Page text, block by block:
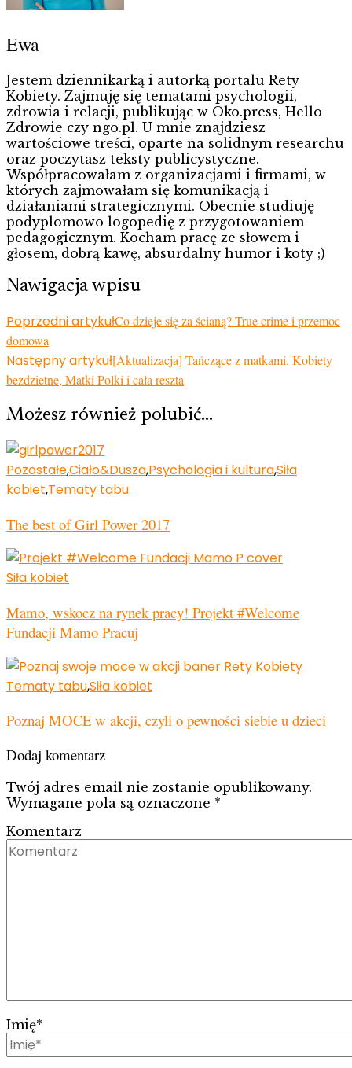
Ewa
Jestem dziennikarką i autorką portalu Rety
Kobiety. Zajmuję się tematami psychologii,
zdrowia i relacji, publikując w Oko.press, Hello
Zdrowie czy ngo.pl. U mnie znajdziesz
wartościowe treści, oparte na solidnym researchu
oraz poczytasz teksty publicystyczne.
Współpracowałam z organizacjami i firmami, w
których zajmowałam się komunikacją i
działaniami strategicznymi. Obecnie studiuję
podyplomowo logopedię z przygotowaniem
pedagogicznym. Kocham pracę ze słowem i
głosem, dobrą kawę, absurdalny humor i koty ;)
Nawigacja wpisu
Poprzedni artykułCo dzieje się za ścianą? True crime i przemoc
domowa
Następny artykuł[Aktualizacja] Tańczące z matkami. Kobiety
bezdzietne, Matki Polki i cała reszta
Możesz również polubić…
Pozostałe,Ciało&Dusza,Psychologia i kultura,Siła
kobiet,Tematy tabu
The best of Girl Power 2017
Siła kobiet
Mamo, wskocz na rynek pracy! Projekt #Welcome
Fundacji Mamo Pracuj
Tematy tabu,Siła kobiet
Poznaj MOCE w akcji, czyli o pewności siebie u dzieci
Dodaj komentarz
Twój adres email nie zostanie opublikowany.
Wymagane pola są oznaczone *
Komentarz
Imię*